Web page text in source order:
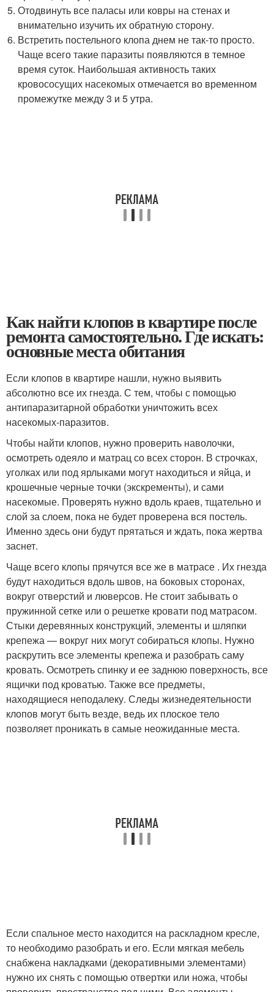
Отодвинуть все паласы или ковры на стенах и
внимательно изучить их обратную сторону.
Встретить постельного клопа днем не так-то просто.
Чаще всего такие паразиты появляются в темное
время суток. Наибольшая активность таких
кровососущих насекомых отмечается во временном
промежутке между 3 и 5 утра.
Как найти клопов в квартире после
ремонта самостоятельно. Где искать:
основные места обитания
Если клопов в квартире нашли, нужно выявить
абсолютно все их гнезда. С тем, чтобы с помощью
антипаразитарной обработки уничтожить всех
насекомых-паразитов.
Чтобы найти клопов, нужно проверить наволочки,
осмотреть одеяло и матрац со всех сторон. В строчках,
уголках или под ярлыками могут находиться и яйца, и
крошечные черные точки (экскременты), и сами
насекомые. Проверять нужно вдоль краев, тщательно и
слой за слоем, пока не будет проверена вся постель.
Именно здесь они будут прятаться и ждать, пока жертва
заснет.
Чаще всего клопы прячутся все же в матрасе . Их гнезда
будут находиться вдоль швов, на боковых сторонах,
вокруг отверстий и люверсов. Не стоит забывать о
пружинной сетке или о решетке кровати под матрасом.
Стыки деревянных конструкций, элементы и шляпки
крепежа — вокруг них могут собираться клопы. Нужно
раскрутить все элементы крепежа и разобрать саму
кровать. Осмотреть спинку и ее заднюю поверхность, все
ящички под кроватью. Также все предметы,
находящиеся неподалеку. Следы жизнедеятельности
клопов могут быть везде, ведь их плоское тело
позволяет проникать в самые неожиданные места.
Если спальное место находится на раскладном кресле,
то необходимо разобрать и его. Если мягкая мебель
снабжена накладками (декоративными элементами)
нужно их снять с помощью отвертки или ножа, чтобы